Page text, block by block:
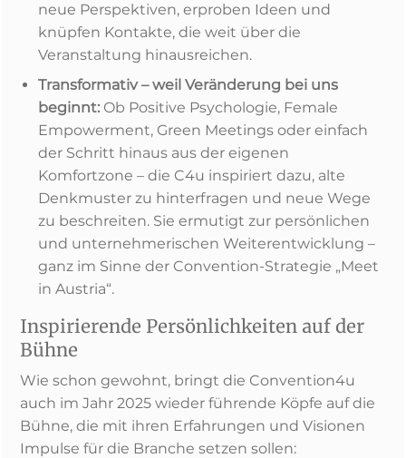
neue Perspektiven, erproben Ideen und
knüpfen Kontakte, die weit über die
Veranstaltung hinausreichen.
Transformativ – weil Veränderung bei uns
beginnt: Ob Positive Psychologie, Female
Empowerment, Green Meetings oder einfach
der Schritt hinaus aus der eigenen
Komfortzone – die C4u inspiriert dazu, alte
Denkmuster zu hinterfragen und neue Wege
zu beschreiten. Sie ermutigt zur persönlichen
und unternehmerischen Weiterentwicklung –
ganz im Sinne der Convention-Strategie „Meet
in Austria“.
Inspirierende Persönlichkeiten auf der
Bühne
Wie schon gewohnt, bringt die Convention4u
auch im Jahr 2025 wieder führende Köpfe auf die
Bühne, die mit ihren Erfahrungen und Visionen
Impulse für die Branche setzen sollen: